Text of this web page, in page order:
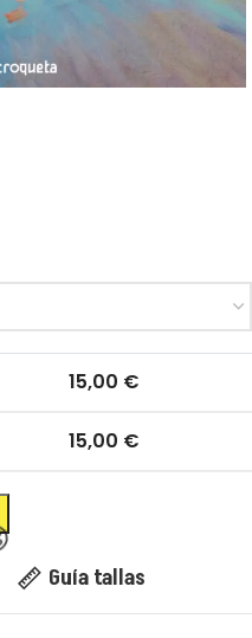
15,00 €
15,00 €
Guía tallas